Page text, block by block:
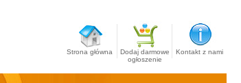
Strona główna
Dodaj darmowe
ogłoszenie
Kontakt z nami